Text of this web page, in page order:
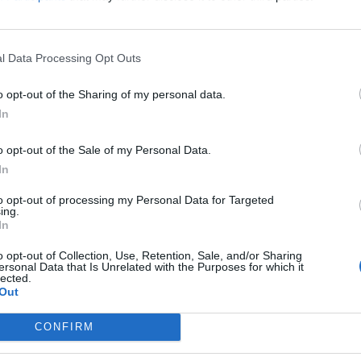
Data Processing Opt Outs
opt-out of the Sharing of my personal data.
opt-out of the Sale of my Personal Data.
opt-out of processing my Personal Data for Targeted
opt-out of Collection, Use, Retention, Sale, and/or Sharing
Data that Is Unrelated with the Purposes for which it
CONFIRM
што се на позитивната листа и што се
генералниот директор на Фондот за
Не, СДСМ не може без
СТРУМИЦА“
Фондот, преку инфо-мејлот или формуларот
да издаде лек на рецепт.
мора да се издава на рецепт, додаде
прашање по прес-конференцијата во